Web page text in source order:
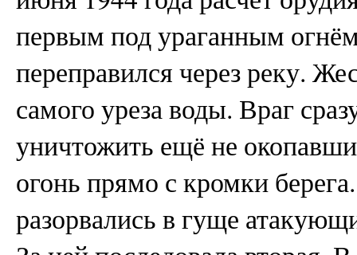
первым под ураганным
переправился через реку.
самого уреза воды. Враг
уничтожить ещё не
огонь прямо с кромки
разорвались в гуще